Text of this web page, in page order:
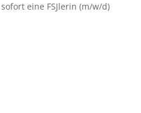
eine FSJlerin (m/w/d)